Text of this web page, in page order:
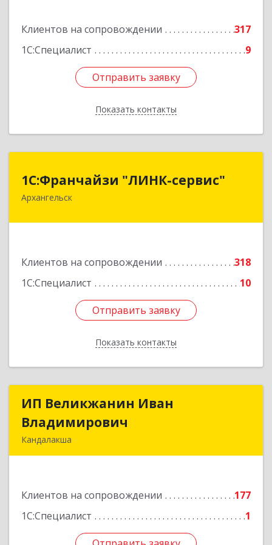
Клиентов на сопровождении
317
1С:Специалист
9
Отправить заявку
Показать контакты
Отправить заявку
Назад
1С:Франчайзи "ЛИНК-сервис"
Архангельск
Клиентов на сопровождении
318
1С:Специалист
10
Отправить заявку
Показать контакты
1С:Франчайзи "ЛИНК-сервис"
163000, Архангельская обл, Архангельск г,
Отправить заявку
Назад
ИП Великжанин Иван
Владимирович
Кандалакша
Клиентов на сопровождении
177
1С:Специалист
1
ИП Великжанин Иван
Подробнее